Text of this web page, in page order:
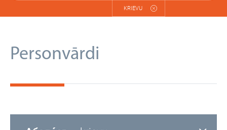
KRIEVU
Personvārdi